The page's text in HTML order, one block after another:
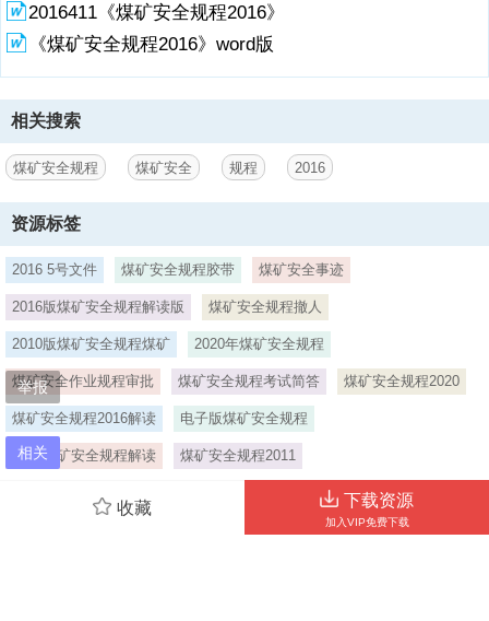
收藏 下载资源
加入VIP免费下载
相关
举报
2016411《煤矿安全规程2016》
《煤矿安全规程2016》word版
相关搜索
煤矿安全规程 煤矿安全 规程 2016
资源标签
2016 5号文件 煤矿安全规程胶带 煤矿安全事迹
2016版煤矿安全规程解读版 煤矿安全规程撤人
2010版煤矿安全规程煤矿 2020年煤矿安全规程
煤矿安全作业规程审批 煤矿安全规程考试简答 煤矿安全规程2020
煤矿安全规程2016解读 电子版煤矿安全规程
2016煤矿安全规程解读 煤矿安全规程2011
煤矿安全规程解读2016